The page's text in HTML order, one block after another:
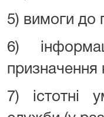
5) вимоги до
6)
призначення
7) істотні